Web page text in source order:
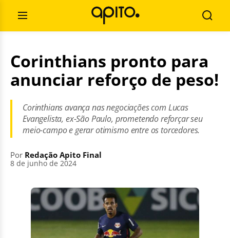
conteúdo
Abrir
Menu
por:
Corinthians pronto para
anunciar reforço de peso!
Corinthians avança nas negociações com Lucas
Evangelista, ex-São Paulo, prometendo reforçar seu
meio-campo e gerar otimismo entre os torcedores.
Por Redação Apito Final
8 de junho de 2024